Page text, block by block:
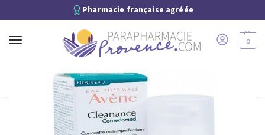
Pharmacie française agréée
0